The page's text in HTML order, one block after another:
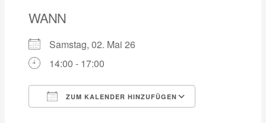
WANN
Samstag, 02. Mai 26
14:00 - 17:00
ZUM KALENDER HINZUFÜGEN